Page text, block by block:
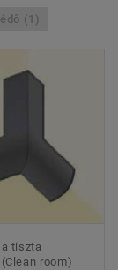
(1)
tiszta
room)